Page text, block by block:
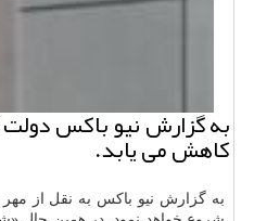
به گزارش نیو باكس
كاهش می یابد.
به گزارش نیو باكس به نقل از